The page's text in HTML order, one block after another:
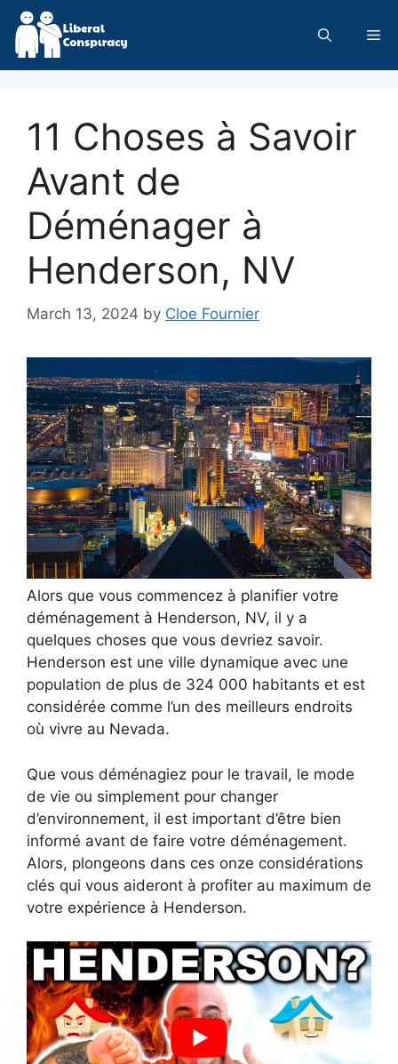
Skip
content
11 Choses à Savoir
Avant de
Déménager à
Henderson, NV
March 13, 2024 by Cloe Fournier
Alors que vous commencez à planifier votre
déménagement à Henderson, NV, il y a
quelques choses que vous devriez savoir.
Henderson est une ville dynamique avec une
population de plus de 324 000 habitants et est
considérée comme l’un des meilleurs endroits
où vivre au Nevada.
Que vous déménagiez pour le travail, le mode
de vie ou simplement pour changer
d’environnement, il est important d’être bien
informé avant de faire votre déménagement.
Alors, plongeons dans ces onze considérations
clés qui vous aideront à profiter au maximum de
votre expérience à Henderson.